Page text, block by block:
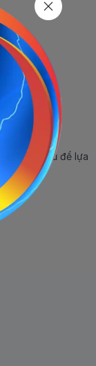
trang chủ để lựa